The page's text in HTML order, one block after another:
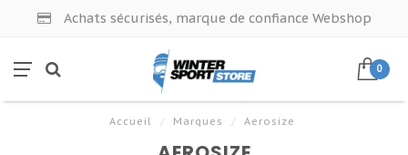
Achats sécurisés, marque de confiance Webshop
0
Accueil / Marques / Aerosize